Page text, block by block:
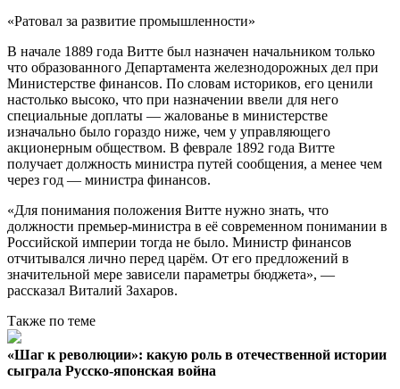
«Ратовал за развитие промышленности»
В начале 1889 года Витте был назначен начальником только
что образованного Департамента железнодорожных дел при
Министерстве финансов. По словам историков, его ценили
настолько высоко, что при назначении ввели для него
специальные доплаты — жалованье в министерстве
изначально было гораздо ниже, чем у управляющего
акционерным обществом. В феврале 1892 года Витте
получает должность министра путей сообщения, а менее чем
через год — министра финансов.
«Для понимания положения Витте нужно знать, что
должности премьер-министра в её современном понимании в
Российской империи тогда не было. Министр финансов
отчитывался лично перед царём. От его предложений в
значительной мере зависели параметры бюджета», —
рассказал Виталий Захаров.
Также по теме
«Шаг к революции»: какую роль в отечественной истории
сыграла Русско-японская война